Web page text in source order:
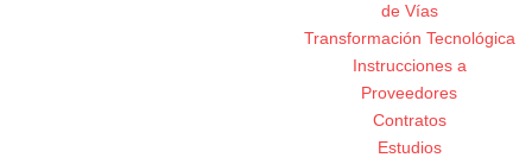
de Vías
Transformación Tecnológica
Instrucciones a
Proveedores
Contratos
Estudios